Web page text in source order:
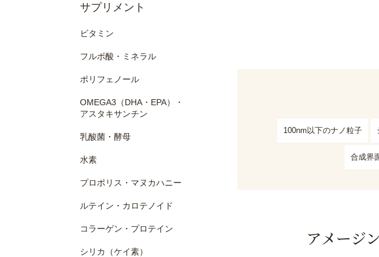
サプリメント
ビタミン
フルボ酸・ミネラル
ポリフェノール
OMEGA3（DHA・EPA）・
アスタキサンチン
乳酸菌・酵母
水素
プロポリス・マヌカハニー
ルテイン・カロテノイド
コラーゲン・プロテイン
シリカ（ケイ素）
100nm以下のナノ粒子
合成界
アメージ